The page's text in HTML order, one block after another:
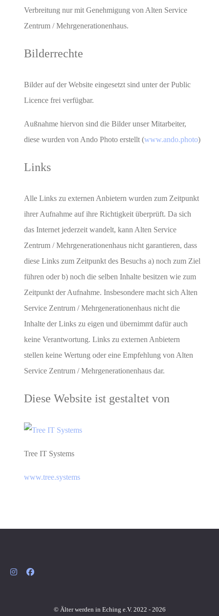
Verbreitung nur mit Genehmigung von Alten Service
Zentrum / Mehrgenerationenhaus.
Bilderrechte
Bilder auf der Website eingesetzt sind unter der Public
Licence frei verfügbar.
Außnahme hiervon sind die Bilder unser Mitarbeiter,
diese wurden von Ando Photo erstellt (www.ando.photo)
Links
Alle Links zu externen Anbietern wurden zum Zeitpunkt
ihrer Aufnahme auf ihre Richtigkeit überprüft. Da sich
das Internet jederzeit wandelt, kann Alten Service
Zentrum / Mehrgenerationenhaus nicht garantieren, dass
diese Links zum Zeitpunkt des Besuchs a) noch zum Ziel
führen oder b) noch die selben Inhalte besitzen wie zum
Zeitpunkt der Aufnahme. Insbesondere macht sich Alten
Service Zentrum / Mehrgenerationenhaus nicht die
Inhalte der Links zu eigen und übernimmt dafür auch
keine Verantwortung. Links zu externen Anbietern
stellen keine Wertung oder eine Empfehlung von Alten
Service Zentrum / Mehrgenerationenhaus dar.
Diese Website ist gestaltet von
Tree IT Systems
www.tree.systems
© Älter werden in Eching e.V. 2022 - 2026